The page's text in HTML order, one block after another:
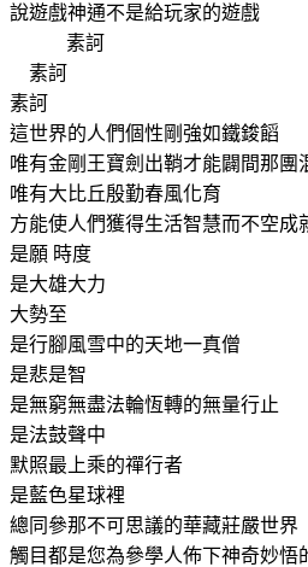
說遊戲神通不是給玩家的遊戲
素訶
素訶
素訶
這世界的人們個性剛強如鐵鋑饀
唯有金剛王寶劍出鞘才能闢間那團
唯有大比丘殷勤春風化育
方能使人們獲得生活智慧而不空成
是願 時度
是大雄大力
大勢至
是行腳風雪中的天地一真僧
是悲是智
是無窮無盡法輪恆轉的無量行止
是法鼓聲中
默照最上乘的禪行者
是藍色星球裡
總同參那不可思議的華藏莊嚴世界
觸目都是您為參學人佈下神奇妙悟